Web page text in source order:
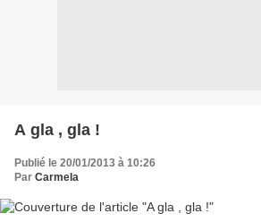
A gla , gla !
Publié le 20/01/2013 à 10:26
Par Carmela